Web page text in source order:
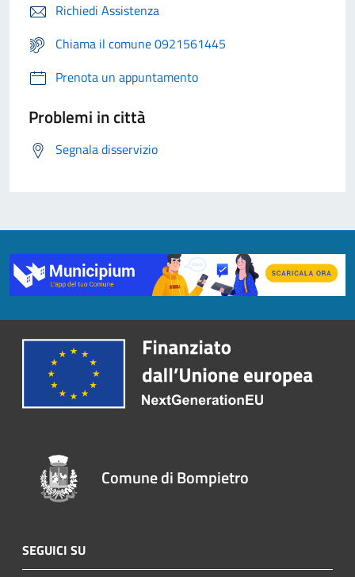
Richiedi Assistenza
Chiama il comune 0921561445
Prenota un appuntamento
Problemi in città
Segnala disservizio
Comune di Bompietro
SEGUICI SU